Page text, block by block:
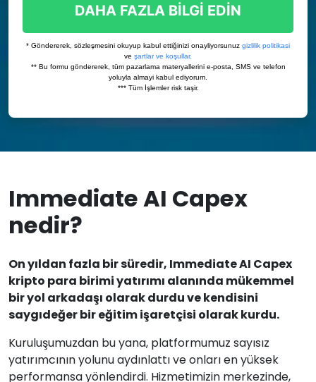
Immediate AI Capex
nedir?
On yıldan fazla bir süredir, Immediate AI Capex
kripto para birimi yatırımı alanında mükemmel
bir yol arkadaşı olarak durdu ve kendisini
saygıdeğer bir eğitim işaretçisi olarak kurdu.
Kuruluşumuzdan bu yana, platformumuz sayısız
yatırımcının yolunu aydınlattı ve onları en yüksek
performansa yönlendirdi. Hizmetimizin merkezinde,